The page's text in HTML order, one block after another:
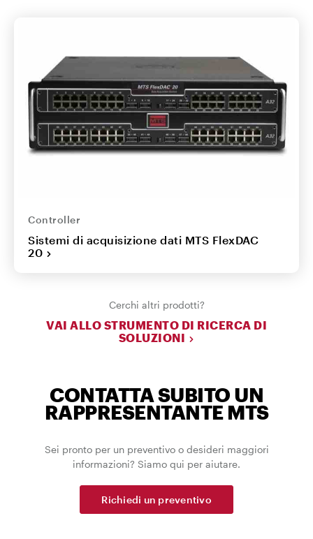
Controller
Sistemi di acquisizione dati MTS FlexDAC
20
Cerchi altri prodotti?
VAI ALLO STRUMENTO DI RICERCA DI
SOLUZIONI
CONTATTA SUBITO UN
RAPPRESENTANTE MTS
Sei pronto per un preventivo o desideri maggiori
informazioni? Siamo qui per aiutare.
Richiedi un preventivo